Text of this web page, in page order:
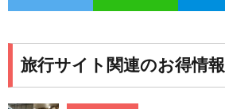
旅行サイト関連のお得情報